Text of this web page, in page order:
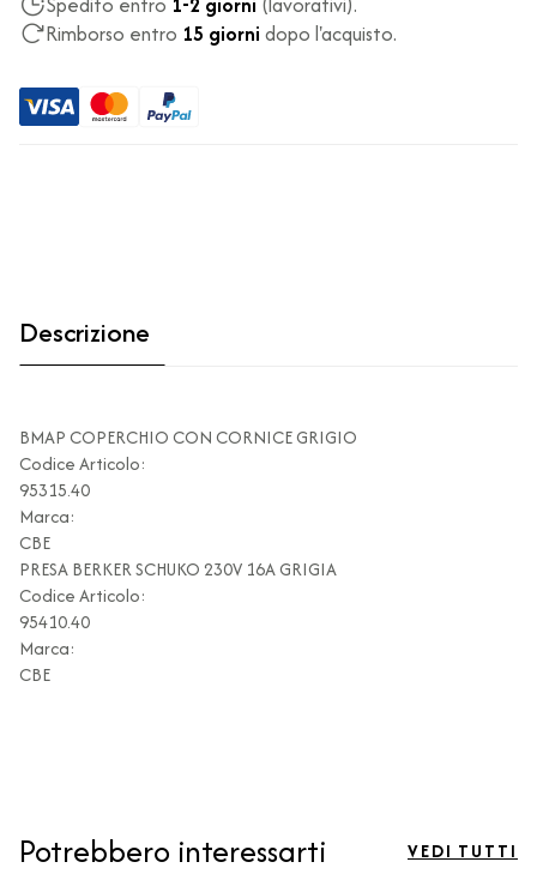
Rimborso entro 15 giorni dopo l'acquisto.
Descrizione
BMAP COPERCHIO CON CORNICE GRIGIO
Codice Articolo:
95315.40
Marca:
CBE
PRESA BERKER SCHUKO 230V 16A GRIGIA
Codice Articolo:
95410.40
Marca:
CBE
Potrebbero interessarti VEDI TUTTI